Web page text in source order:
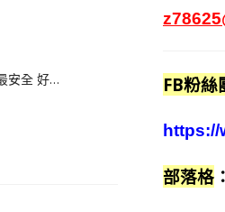
安全 好… FB粉絲
https://
部落格 ：